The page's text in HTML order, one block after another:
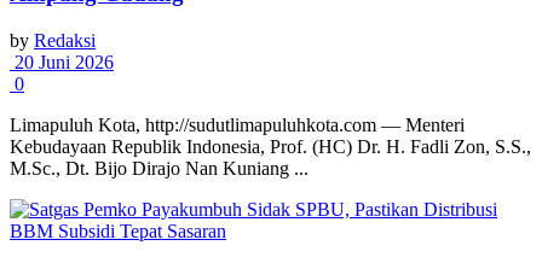
by Redaksi
20 Juni 2026
0
Limapuluh Kota, http://sudutlimapuluhkota.com — Menteri
Kebudayaan Republik Indonesia, Prof. (HC) Dr. H. Fadli Zon, S.S.,
M.Sc., Dt. Bijo Dirajo Nan Kuniang ...